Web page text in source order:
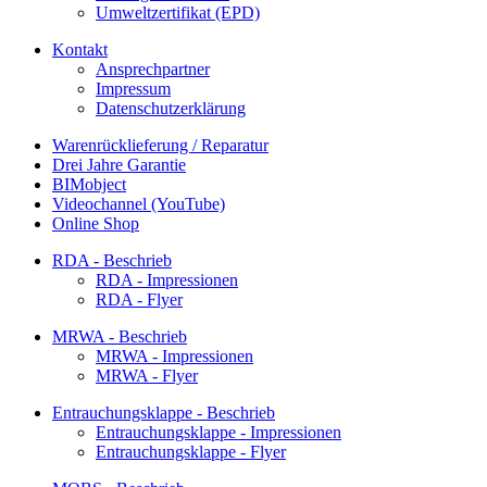
Umweltzertifikat (EPD)
Kontakt
Ansprechpartner
Impressum
Datenschutzerklärung
Warenrücklieferung / Reparatur
Drei Jahre Garantie
BIMobject
Videochannel (YouTube)
Online Shop
RDA - Beschrieb
RDA - Impressionen
RDA - Flyer
MRWA - Beschrieb
MRWA - Impressionen
MRWA - Flyer
Entrauchungsklappe - Beschrieb
Entrauchungsklappe - Impressionen
Entrauchungsklappe - Flyer